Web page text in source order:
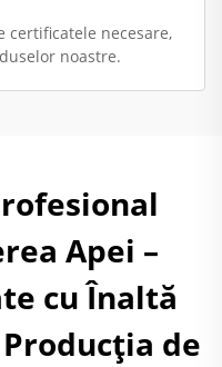
certificatele necesare,
noastre.
Apei –
cu Înaltă
de